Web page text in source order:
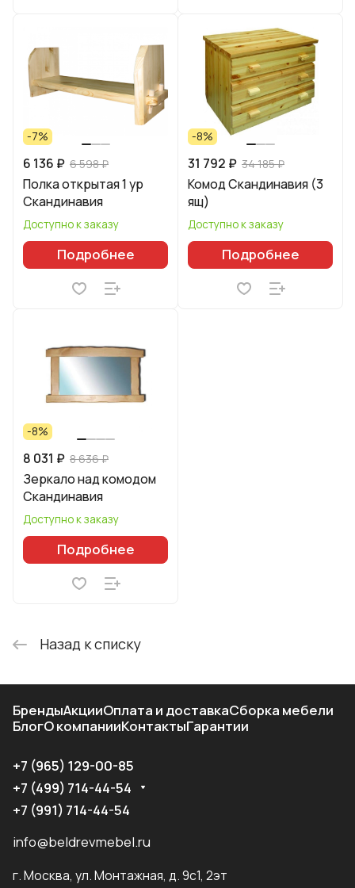
-7%
6 136 ₽ 6 598 ₽
Полка открытая 1 ур
Скандинавия
Доступно к заказу
Подробнее
-8%
31 792 ₽ 34 185 ₽
Комод Скандинавия (3
ящ)
Доступно к заказу
Подробнее
-8%
8 031 ₽ 8 636 ₽
Зеркало над комодом
Скандинавия
Доступно к заказу
Подробнее
Назад к списку
БрендыАкцииОплата и доставкаСборка мебели
БлогО компанииКонтактыГарантии
+7 (965) 129-00-85
+7 (499) 714-44-54
+7 (991) 714-44-54
info@beldrevmebel.ru
г. Москва, ул. Монтажная, д. 9с1, 2эт